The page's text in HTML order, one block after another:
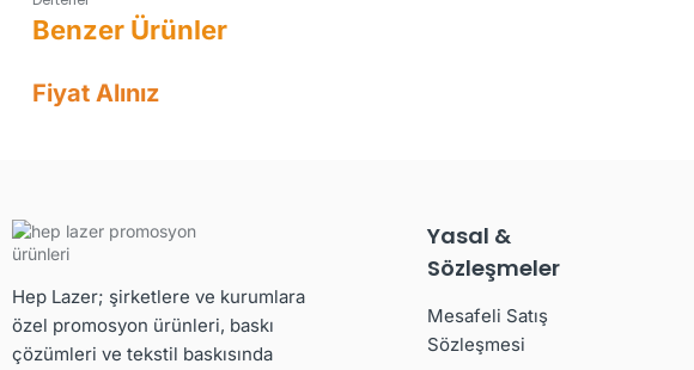
Fiyat Alınız
Hep Lazer; şirketlere ve kurumlara
özel promosyon ürünleri, baskı
çözümleri ve tekstil baskısında
Yasal &
Sözleşmeler
Mesafeli Satış
Sözleşmesi